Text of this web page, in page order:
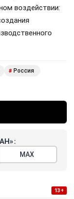
воздействии:
# Россия
МАХ
13+